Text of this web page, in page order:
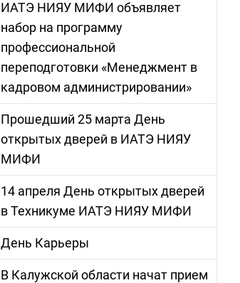
ИАТЭ НИЯУ МИФИ объявляет
набор на программу
профессиональной
переподготовки «Менеджмент в
кадровом администрировании»
Прошедший 25 марта День
открытых дверей в ИАТЭ НИЯУ
МИФИ
14 апреля День открытых дверей
в Техникуме ИАТЭ НИЯУ МИФИ
День Карьеры
В Калужской области начат прием